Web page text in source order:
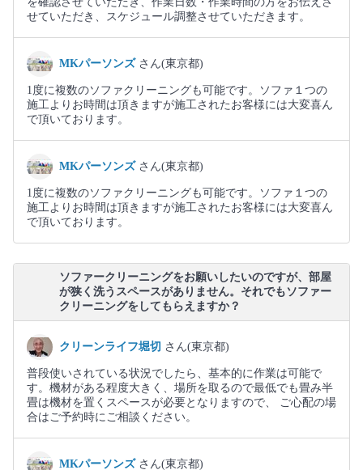
せていただき、スケジュール調整させていただきます。
MKパーソンズ さん(東京都)
1度に複数のソファクリーニングも可能です。ソファ１つの
施工よりお時間は頂きますが施工されたお客様には大変喜ん
で頂いております。
MKパーソンズ さん(東京都)
1度に複数のソファクリーニングも可能です。ソファ１つの
施工よりお時間は頂きますが施工されたお客様には大変喜ん
で頂いております。
ソファークリーニングをお願いしたいのですが、部屋
が狭く洗うスペースがありません。それでもソファー
クリーニングをしてもらえますか？
クリーンライフ堀切 さん(東京都)
普段使いされている状況でしたら、基本的に作業は可能で
す。機材がある程度大きく、場所を取るので最低でも畳み半
畳は機材を置くスペースが必要となりますので、 ご心配の場
合はご予約時にご相談ください。
MKパーソンズ さん(東京都)